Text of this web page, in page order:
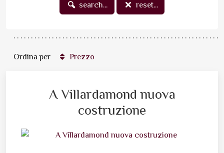
search... reset...
Ordina per Prezzo
A Villardamond nuova
costruzione